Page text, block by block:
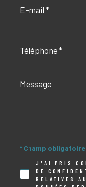
mail
*
*
Message
*
J'AI PRIS
DE
RELATIVES
* Champ obligatoire